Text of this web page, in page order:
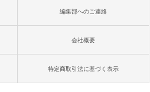
編集部へのご連絡
会社概要
特定商取引法に基づく表示